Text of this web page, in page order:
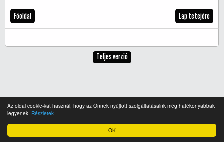
OK
Az oldal cookie-kat használ, hogy az Önnek nyújtott szolgáltatásaink még hatékonyabbak
legyenek. Részletek
Főoldal Lap tetejére
Teljes verzió